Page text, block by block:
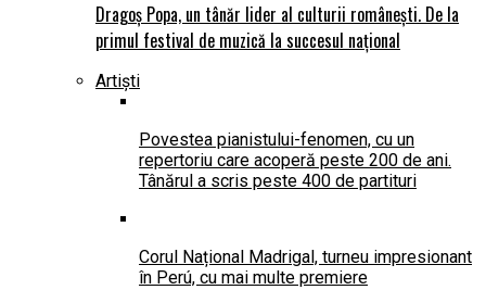
Dragoș Popa, un tânăr lider al culturii românești. De la
primul festival de muzică la succesul național
Artiști
Povestea pianistului-fenomen, cu un
repertoriu care acoperă peste 200 de ani.
Tânărul a scris peste 400 de partituri
Corul Național Madrigal, turneu impresionant
în Perú, cu mai multe premiere